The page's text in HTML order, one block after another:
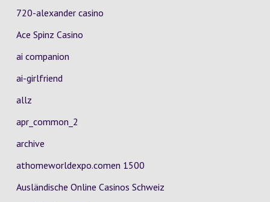
720-alexander casino
Ace Spinz Casino
ai companion
ai-girlfriend
allz
apr_common_2
archive
athomeworldexpo.comen 1500
Ausländische Online Casinos Schweiz